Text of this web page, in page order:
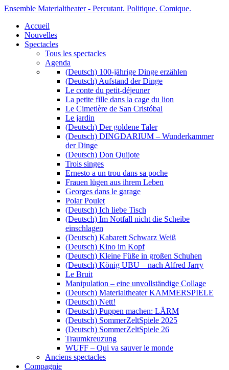
Ensemble Materialtheater - Percutant. Politique. Comique.
Accueil
Nouvelles
Spectacles
Tous les spectacles
Agenda
(Deutsch) 100-jährige Dinge erzählen
(Deutsch) Aufstand der Dinge
Le conte du petit-déjeuner
La petite fille dans la cage du lion
Le Cimetière de San Cristóbal
Le jardin
(Deutsch) Der goldene Taler
(Deutsch) DINGDARIUM – Wunderkammer
der Dinge
(Deutsch) Don Quijote
Trois singes
Ernesto a un trou dans sa poche
Frauen lügen aus ihrem Leben
Georges dans le garage
Polar Poulet
(Deutsch) Ich liebe Tisch
(Deutsch) Im Notfall nicht die Scheibe
einschlagen
(Deutsch) Kabarett Schwarz Weiß
(Deutsch) Kino im Kopf
(Deutsch) Kleine Füße in großen Schuhen
(Deutsch) König UBU – nach Alfred Jarry
Le Bruit
Manipulation – eine unvollständige Collage
(Deutsch) Materialtheater KAMMERSPIELE
(Deutsch) Nett!
(Deutsch) Puppen machen: LÄRM
(Deutsch) SommerZeltSpiele 2025
(Deutsch) SommerZeltSpiele 26
Traumkreuzung
WUFF – Qui va sauver le monde
Anciens spectacles
Compagnie